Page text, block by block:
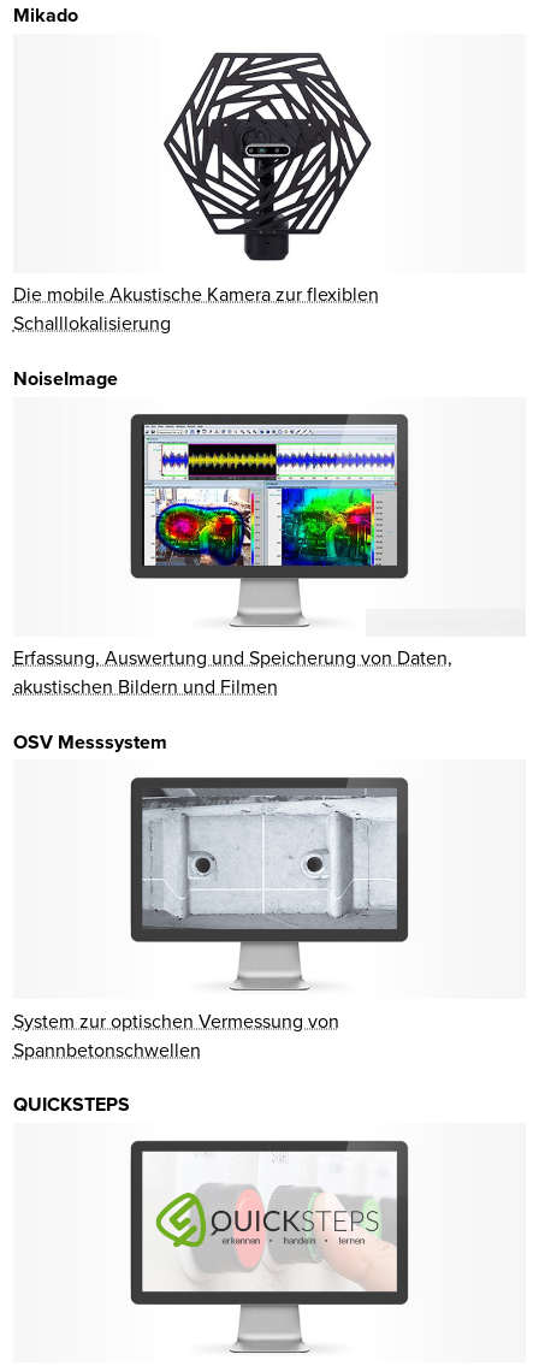
Mikado
Die mobile Akustische Kamera zur flexiblen
Schalllokalisierung
NoiseImage
Erfassung, Auswertung und Speicherung von Daten,
akustischen Bildern und Filmen
OSV Messsystem
System zur optischen Vermessung von
Spannbetonschwellen
QUICKSTEPS